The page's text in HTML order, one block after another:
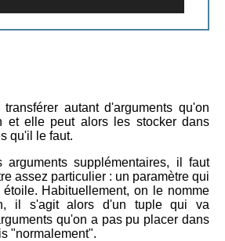
autant d'arguments qu'on
et elle peut alors les stocker dans
qu'il le faut.
arguments supplémentaires, il faut
assez particulier : un paramètre qui
Habituellement, on le nomme
il s'agit alors d'un tuple qui va
qu'on a pas pu placer dans
"normalement".